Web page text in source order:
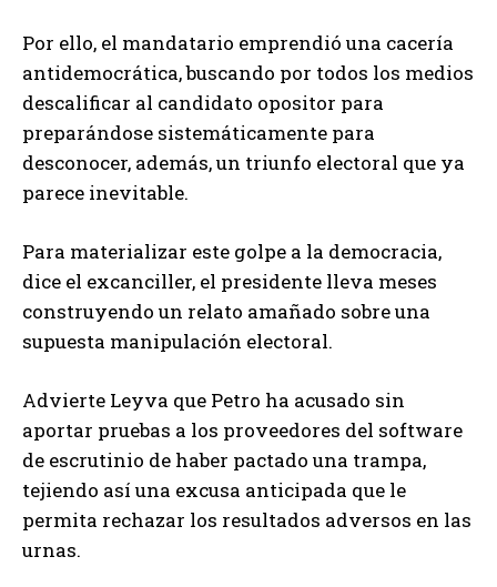
Por ello, el mandatario emprendió una cacería
antidemocrática, buscando por todos los medios
descalificar al candidato opositor para
preparándose sistemáticamente para
desconocer, además, un triunfo electoral que ya
parece inevitable.
Para materializar este golpe a la democracia,
dice el excanciller, el presidente lleva meses
construyendo un relato amañado sobre una
supuesta manipulación electoral.
Advierte Leyva que Petro ha acusado sin
aportar pruebas a los proveedores del software
de escrutinio de haber pactado una trampa,
tejiendo así una excusa anticipada que le
permita rechazar los resultados adversos en las
urnas.